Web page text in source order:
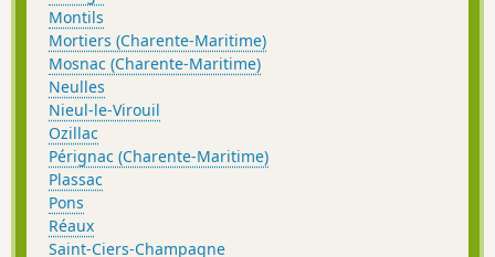
Montils
Mortiers (Charente-Maritime)
Mosnac (Charente-Maritime)
Neulles
Nieul-le-Virouil
Ozillac
Pérignac (Charente-Maritime)
Plassac
Pons
Réaux
Saint-Ciers-Champagne